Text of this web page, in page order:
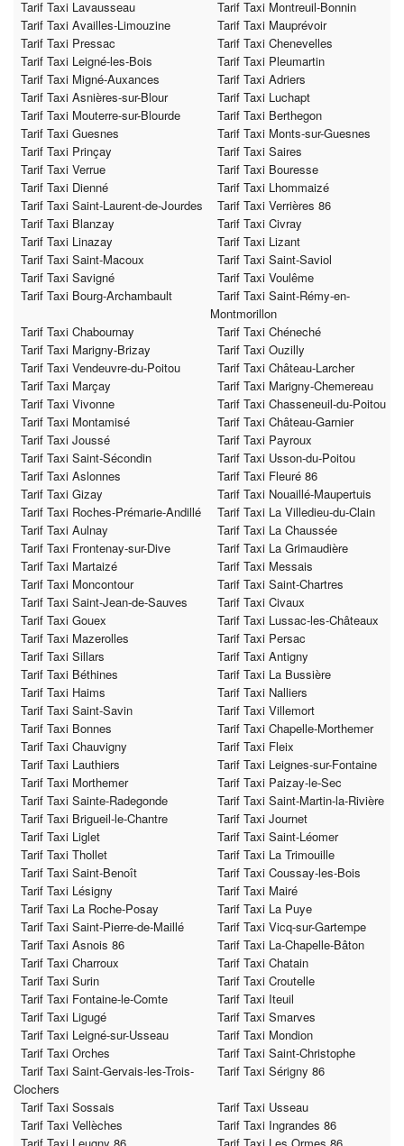
Tarif Taxi Lavausseau
Tarif Taxi Montreuil-Bonnin
Tarif Taxi Availles-Limouzine
Tarif Taxi Mauprévoir
Tarif Taxi Pressac
Tarif Taxi Chenevelles
Tarif Taxi Leigné-les-Bois
Tarif Taxi Pleumartin
Tarif Taxi Migné-Auxances
Tarif Taxi Adriers
Tarif Taxi Asnières-sur-Blour
Tarif Taxi Luchapt
Tarif Taxi Mouterre-sur-Blourde
Tarif Taxi Berthegon
Tarif Taxi Guesnes
Tarif Taxi Monts-sur-Guesnes
Tarif Taxi Prinçay
Tarif Taxi Saires
Tarif Taxi Verrue
Tarif Taxi Bouresse
Tarif Taxi Dienné
Tarif Taxi Lhommaizé
Tarif Taxi Saint-Laurent-de-Jourdes
Tarif Taxi Verrières 86
Tarif Taxi Blanzay
Tarif Taxi Civray
Tarif Taxi Linazay
Tarif Taxi Lizant
Tarif Taxi Saint-Macoux
Tarif Taxi Saint-Saviol
Tarif Taxi Savigné
Tarif Taxi Voulême
Tarif Taxi Bourg-Archambault
Tarif Taxi Saint-Rémy-en-
Montmorillon
Tarif Taxi Chabournay
Tarif Taxi Chéneché
Tarif Taxi Marigny-Brizay
Tarif Taxi Ouzilly
Tarif Taxi Vendeuvre-du-Poitou
Tarif Taxi Château-Larcher
Tarif Taxi Marçay
Tarif Taxi Marigny-Chemereau
Tarif Taxi Vivonne
Tarif Taxi Chasseneuil-du-Poitou
Tarif Taxi Montamisé
Tarif Taxi Château-Garnier
Tarif Taxi Joussé
Tarif Taxi Payroux
Tarif Taxi Saint-Sécondin
Tarif Taxi Usson-du-Poitou
Tarif Taxi Aslonnes
Tarif Taxi Fleuré 86
Tarif Taxi Gizay
Tarif Taxi Nouaillé-Maupertuis
Tarif Taxi Roches-Prémarie-Andillé
Tarif Taxi La Villedieu-du-Clain
Tarif Taxi Aulnay
Tarif Taxi La Chaussée
Tarif Taxi Frontenay-sur-Dive
Tarif Taxi La Grimaudière
Tarif Taxi Martaizé
Tarif Taxi Messais
Tarif Taxi Moncontour
Tarif Taxi Saint-Chartres
Tarif Taxi Saint-Jean-de-Sauves
Tarif Taxi Civaux
Tarif Taxi Gouex
Tarif Taxi Lussac-les-Châteaux
Tarif Taxi Mazerolles
Tarif Taxi Persac
Tarif Taxi Sillars
Tarif Taxi Antigny
Tarif Taxi Béthines
Tarif Taxi La Bussière
Tarif Taxi Haims
Tarif Taxi Nalliers
Tarif Taxi Saint-Savin
Tarif Taxi Villemort
Tarif Taxi Bonnes
Tarif Taxi Chapelle-Morthemer
Tarif Taxi Chauvigny
Tarif Taxi Fleix
Tarif Taxi Lauthiers
Tarif Taxi Leignes-sur-Fontaine
Tarif Taxi Morthemer
Tarif Taxi Paizay-le-Sec
Tarif Taxi Sainte-Radegonde
Tarif Taxi Saint-Martin-la-Rivière
Tarif Taxi Brigueil-le-Chantre
Tarif Taxi Journet
Tarif Taxi Liglet
Tarif Taxi Saint-Léomer
Tarif Taxi Thollet
Tarif Taxi La Trimouille
Tarif Taxi Saint-Benoît
Tarif Taxi Coussay-les-Bois
Tarif Taxi Lésigny
Tarif Taxi Mairé
Tarif Taxi La Roche-Posay
Tarif Taxi La Puye
Tarif Taxi Saint-Pierre-de-Maillé
Tarif Taxi Vicq-sur-Gartempe
Tarif Taxi Asnois 86
Tarif Taxi La-Chapelle-Bâton
Tarif Taxi Charroux
Tarif Taxi Chatain
Tarif Taxi Surin
Tarif Taxi Croutelle
Tarif Taxi Fontaine-le-Comte
Tarif Taxi Iteuil
Tarif Taxi Ligugé
Tarif Taxi Smarves
Tarif Taxi Leigné-sur-Usseau
Tarif Taxi Mondion
Tarif Taxi Orches
Tarif Taxi Saint-Christophe
Tarif Taxi Saint-Gervais-les-Trois-
Clochers
Tarif Taxi Sérigny 86
Tarif Taxi Sossais
Tarif Taxi Usseau
Tarif Taxi Vellèches
Tarif Taxi Ingrandes 86